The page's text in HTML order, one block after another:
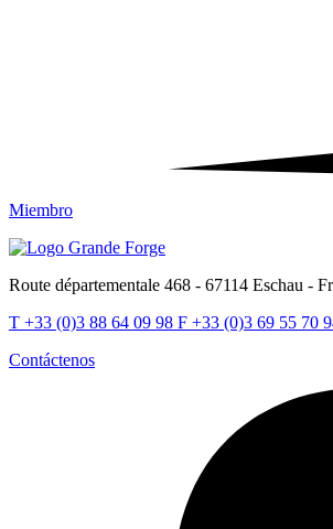
Miembro
Route départementale 468 - 67114 Eschau -
T +33 (0)3 88 64 09 98 F +33 (0)3 69 55 70
Contáctenos